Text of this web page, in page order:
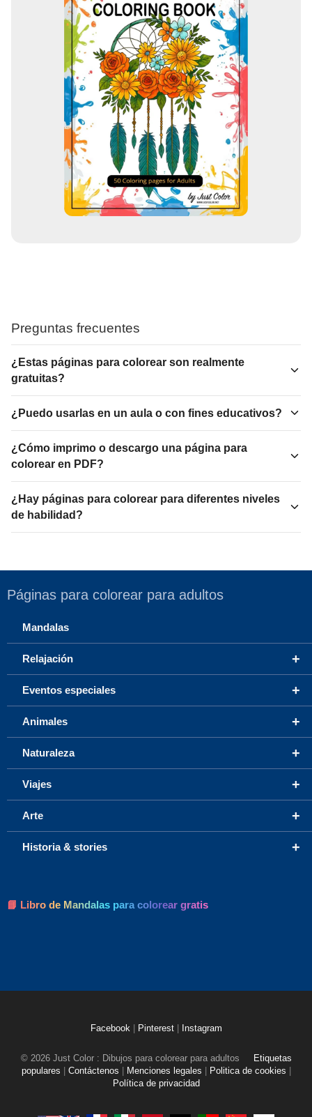
Preguntas frecuentes
¿Estas páginas para colorear son realmente
gratuitas?
¿Puedo usarlas en un aula o con fines educativos?
¿Cómo imprimo o descargo una página para
colorear en PDF?
¿Hay páginas para colorear para diferentes niveles
de habilidad?
Páginas para colorear para adultos
Mandalas
+
Relajación
+
Eventos especiales
+
Animales
+
Naturaleza
+
Viajes
+
Arte
+
Historia & stories
📘 Libro de Mandalas para colorear gratis
Facebook Pinterest Instagram
© 2026 Just Color : Dibujos para colorear para adultos
Etiquetas
populares
Contáctenos Menciones legales Politica de cookies
Política de privacidad